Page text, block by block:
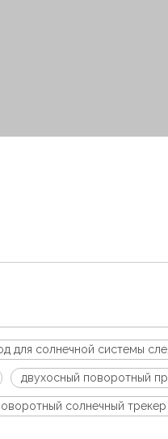
для солнечной системы
двухосный поворотный
солнечный трекер